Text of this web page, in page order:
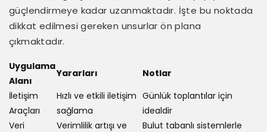
güçlendirmeye kadar uzanmaktadır. İşte bu noktada
dikkat edilmesi gereken unsurlar ön plana
çıkmaktadır.
Uygulama
Alanı
Yararları
Notlar
İletişim
Araçları
Hızlı ve etkili iletişim
sağlama
Günlük toplantılar için
idealdir
Veri
Verimlilik artışı ve
Bulut tabanlı sistemlerle